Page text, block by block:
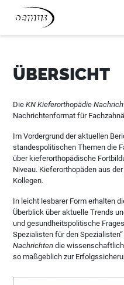
Zum Inhalt springen
ÜBERSICHT
DieKN Kieferorthopädie
Nachrichtenformat für
Im Vordergrund der aktuellen
standespolitischen Themen die
über kieferorthopädische
Niveau. Kieferorthopäden aus
Kollegen.
In leicht lesbarer Form erhalten
Überblick über aktuelle Trends
und gesundheitspolitische
Spezialisten für den
Nachrichten die
so maßgeblich zur